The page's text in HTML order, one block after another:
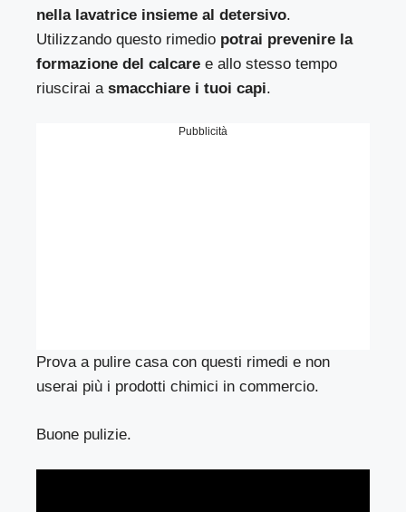
nella lavatrice insieme al detersivo.
Utilizzando questo rimedio potrai prevenire la
formazione del calcare e allo stesso tempo
riuscirai asmacchiare i tuoi capi.
Pubblicità
Prova a pulire casa con questi rimedi e non
userai più i prodotti chimici in commercio.
Buone pulizie.